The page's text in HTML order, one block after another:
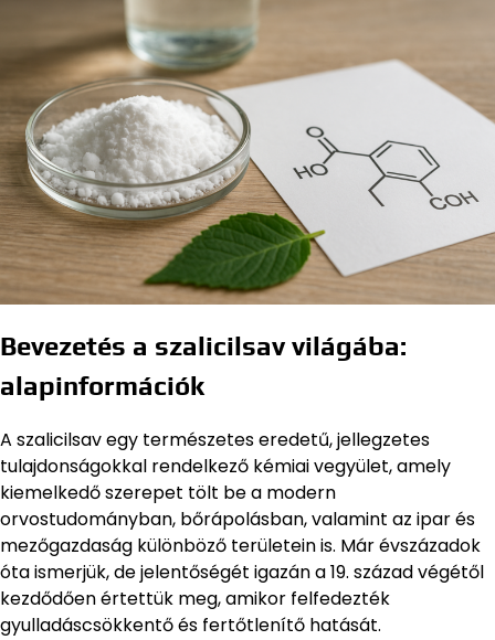
Bevezetés a szalicilsav világába:
alapinformációk
A szalicilsav egy természetes eredetű, jellegzetes
tulajdonságokkal rendelkező kémiai vegyület, amely
kiemelkedő szerepet tölt be a modern
orvostudományban, bőrápolásban, valamint az ipar és
mezőgazdaság különböző területein is. Már évszázadok
óta ismerjük, de jelentőségét igazán a 19. század végétől
kezdődően értettük meg, amikor felfedezték
gyulladáscsökkentő és fertőtlenítő hatását.